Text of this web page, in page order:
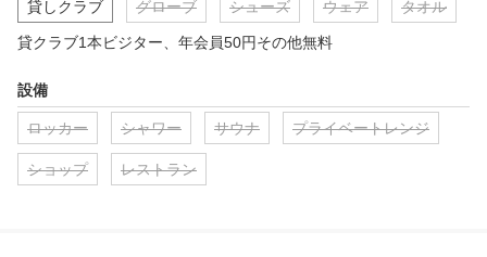
貸しクラブ グローブ シューズ ウェア タオル
貸クラブ1本ビジター、年会員50円その他無料
設備
ロッカー シャワー サウナ プライベートレンジ
ショップ レストラン